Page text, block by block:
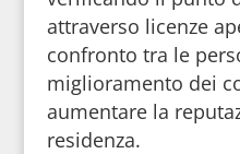
attraverso licenze
confronto tra le
miglioramento dei
aumentare la
residenza.